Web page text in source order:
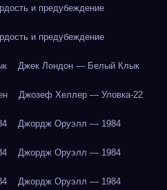
и предубеждение
и предубеждение
Джек Лондон — Белый Клык
Джозеф Хеллер — Уловка-22
Джордж Оруэлл — 1984
Джордж Оруэлл — 1984
Джордж Оруэлл — 1984